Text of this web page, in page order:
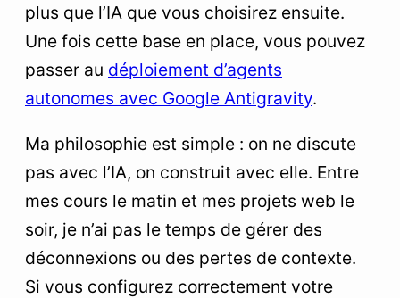
4 Synthèse de la Stack Technique
L’habitude clé : L’IA comme assistant technique
6
FAQ : Questions fréquentes sur l’infrastructure
plus que l’IA que vous choisirez ensuite.
Une fois cette base en place, vous pouvez
passer au déploiement d’agents
autonomes avec Google Antigravity.
Ma philosophie est simple : on ne discute
pas avec l’IA, on construit avec elle. Entre
mes cours le matin et mes projets web le
soir, je n’ai pas le temps de gérer des
déconnexions ou des pertes de contexte.
Si vous configurez correctement votre